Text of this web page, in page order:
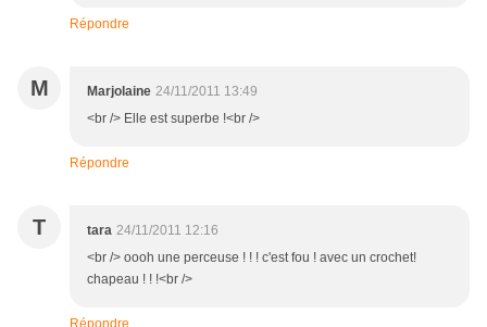
Répondre
M Marjolaine 24/11/2011 13:49
<br /> Elle est superbe !<br />
Répondre
T tara 24/11/2011 12:16
<br /> oooh une perceuse ! ! ! c'est fou ! avec un crochet!
chapeau ! ! !<br />
Répondre